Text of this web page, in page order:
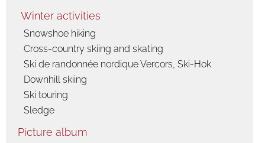
Winter activities
Snowshoe hiking
Cross-country skiing and skating
Ski de randonnée nordique Vercors, Ski-Hok
Downhill skiing
Ski touring
Sledge
Picture album